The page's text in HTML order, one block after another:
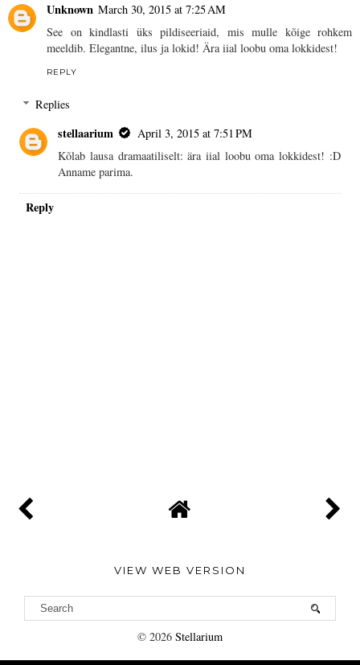
Unknown March 30, 2015 at 7:25 AM
See on kindlasti üks pildiseeriaid, mis mulle kõige rohkem
meeldib. Elegantne, ilus ja lokid! Ära iial loobu oma lokkidest!
REPLY
Replies
stellaarium
April 3, 2015 at 7:51 PM
Kõlab lausa dramaatiliselt: ära iial loobu oma lokkidest! :D
Anname parima.
Reply
VIEW WEB VERSION
© 2026 Stellarium